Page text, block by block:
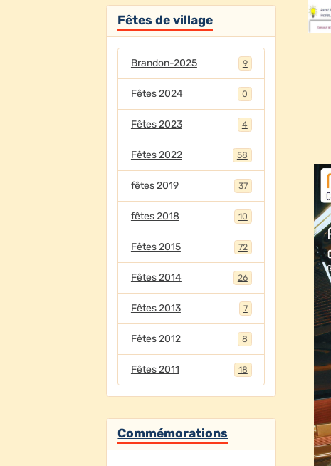
Fêtes de village
Brandon-2025 9
Fêtes 2024 0
Fêtes 2023 4
Fêtes 2022 58
fêtes 2019 37
fêtes 2018 10
Fêtes 2015 72
Fêtes 2014 26
Fêtes 2013 7
Fêtes 2012 8
Fêtes 2011 18
Commémorations